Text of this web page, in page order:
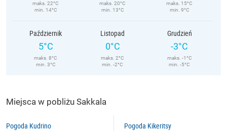
maks. 22°C
min. 14°C
maks. 20°C
min. 13°C
maks. 15°C
min. 9°C
Październik
5°C
maks. 8°C
min. 3°C
Listopad
0°C
maks. 2°C
min. -2°C
Grudzień
-3°C
maks. -1°C
min. -5°C
Miejsca w pobliżu Sakkala
Pogoda Kudrino Pogoda Kikeritsy